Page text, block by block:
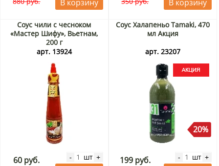
В корзину В корзину
Соус чили с чесноком
«Мастер Шифу», Вьетнам,
200 г
арт. 13924
60 руб. - шт +
Соус Халапеньо Tamaki, 470
мл Акция
арт. 23207
20%
199 руб. - шт +